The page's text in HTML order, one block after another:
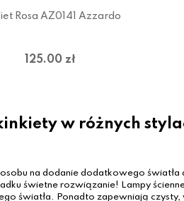
Rosa AZ0141 Azzardo
125.00 zł
w różnych
na dodanie dodatkowego
świetne rozwiązanie! Lampy
światła. Ponadto zapewniają